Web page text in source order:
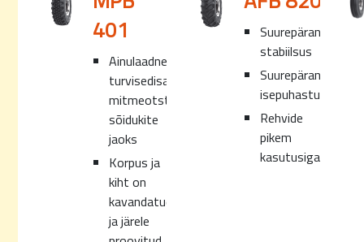
401
Ainulaadne
turvisedisain
mitmeotstarbeliste
sõidukite
jaoks
Korpus ja
kiht on
kavandatud
ja järele
Suurepärane
stabiilsus
Suurepärane
Rehvide
pikem
kasutusiga